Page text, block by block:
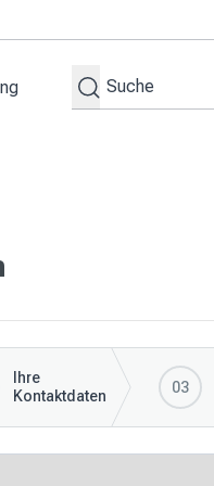
Suchen
Ihre
Kontaktdaten
03